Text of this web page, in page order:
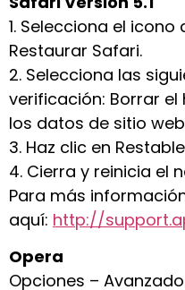
1. Selecciona el
Restaurar Safari.
2. Selecciona las
verificación: Borrar el
los datos de sitio web
3. Haz clic en
4. Cierra y reinicia el
Para más
aquí: http://
Opera
Opciones –